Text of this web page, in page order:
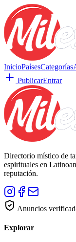
InicioPaísesCategorías
PublicarEntrar
Directorio místico de
espirituales en
reputación.
Anuncios
Explorar